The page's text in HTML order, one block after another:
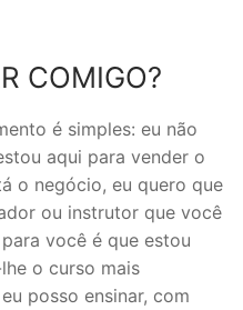
COMIGO?
é simples: eu não
aqui para vender o
o negócio, eu quero que
ou instrutor que você
você é que estou
o curso mais
posso ensinar, com